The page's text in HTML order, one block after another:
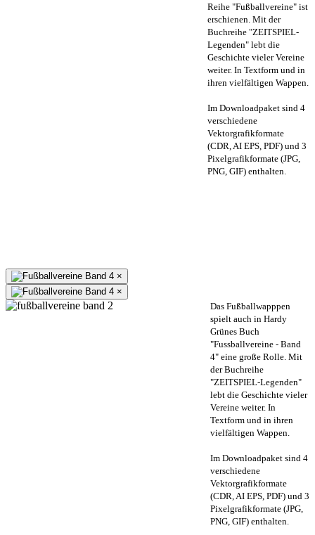
Reihe "Fußballvereine" ist
erschienen. Mit der
Buchreihe "ZEITSPIEL-
Legenden" lebt die
Geschichte vieler Vereine
weiter. In Textform und in
ihren vielfältigen Wappen.
Im Downloadpaket sind 4
verschiedene
Vektorgrafikformate
(CDR, AI EPS, PDF) und 3
Pixelgrafikformate (JPG,
PNG, GIF) enthalten.
×
×
Das Fußballwapppen
spielt auch in Hardy
Grünes Buch
"Fussballvereine - Band
4" eine große Rolle. Mit
der Buchreihe
"ZEITSPIEL-Legenden"
lebt die Geschichte vieler
Vereine weiter. In
Textform und in ihren
vielfältigen Wappen.
Im Downloadpaket sind 4
verschiedene
Vektorgrafikformate
(CDR, AI EPS, PDF) und 3
Pixelgrafikformate (JPG,
PNG, GIF) enthalten.